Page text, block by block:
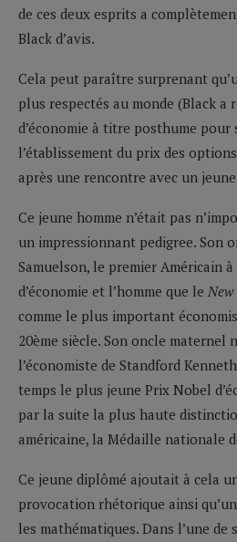
de ces deux esprits a
Black d’avis.
Cela peut paraître surprenant
plus respectés au monde (Black a
d’économie à titre posthume
l’établissement du prix des
après une rencontre avec un
Ce jeune homme n’était pas
un impressionnant pedigree. Son
Samuelson, le premier Américain
d’économie et l’homme que le
comme le plus important
20ème siècle. Son oncle maternel
l’économiste de Standford
temps le plus jeune Prix Nobel
par la suite la plus haute
américaine, la Médaille nationale
Ce jeune diplômé ajoutait à cela
provocation rhétorique ainsi
les mathématiques. Dans l’une de